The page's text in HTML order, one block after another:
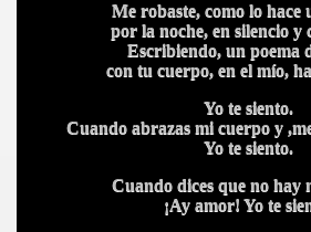
Me robaste, como lo hace
por la noche, en silencio y
Escribiendo, un poema
con tu cuerpo, en el mío,
Yo te siento.
Cuando abrazas mi cuerpo y
Yo te siento.
Cuando dices que no hay
¡Ay amor! Yo te